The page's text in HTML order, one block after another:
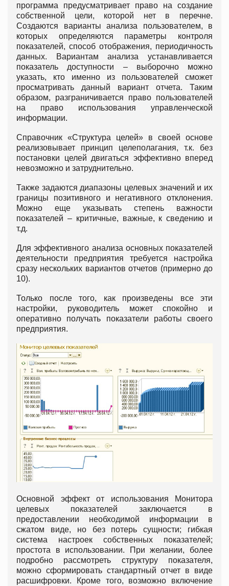
программа предусматривает право на создание
собственной цели, которой нет в перечне.
Создаются варианты анализа пользователем, в
которых определяются параметры контроля
показателей, способ отображения, периодичность
данных. Вариантам анализа устанавливается
показатель доступности – выборочно можно
указать, кто именно из пользователей сможет
просматривать данный вариант отчета. Таким
образом, разграничивается право пользователей
на право использования управленческой
информации.
Справочник «Структура целей» в своей основе
реализовывает принцип целеполагания, т.к. без
постановки целей двигаться эффективно вперед
невозможно и затруднительно.
Также задаются диапазоны целевых значений и их
границы позитивного и негативного отклонения.
Можно еще указывать степень важности
показателей – критичные, важные, к сведению и
т.д.
Для эффективного анализа основных показателей
деятельности предприятия требуется настройка
сразу нескольких вариантов отчетов (примерно до
10).
Только после того, как произведены все эти
настройки, руководитель может спокойно и
оперативно получать показатели работы своего
предприятия.
Основной эффект от использования Монитора
целевых показателей заключается в
предоставлении необходимой информации в
сжатом виде, но без потерь сущности; гибкая
система настроек собственных показателей;
простота в использовании. При желании, более
подробно рассмотреть структуру показателя,
можно сформировать стандартный отчет в виде
расшифровки. Кроме того, возможно включение